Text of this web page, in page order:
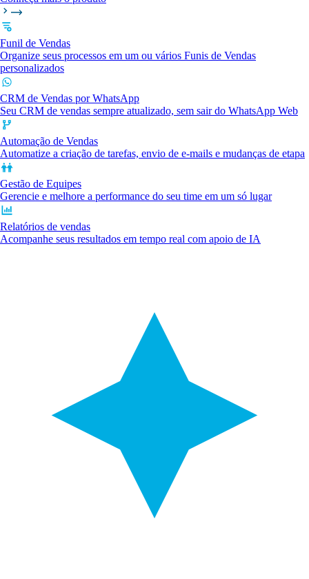
Funil de Vendas
Organize seus processos em um ou vários Funis de Vendas
personalizados
CRM de Vendas por WhatsApp
Seu CRM de vendas sempre atualizado, sem sair do WhatsApp Web
Automação de Vendas
Automatize a criação de tarefas, envio de e-mails e mudanças de etapa
Gestão de Equipes
Gerencie e melhore a performance do seu time em um só lugar
Relatórios de vendas
Acompanhe seus resultados em tempo real com apoio de IA